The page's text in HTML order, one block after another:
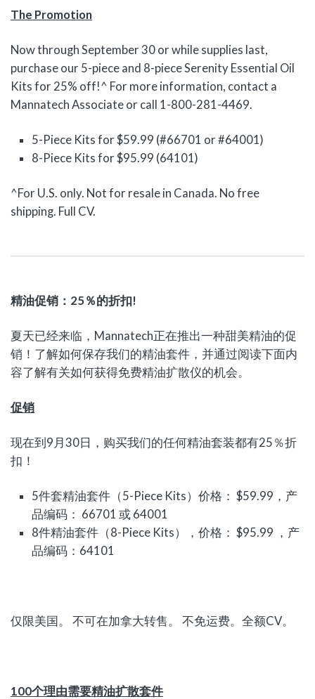
The Promotion
Now through September 30 or while supplies last,
purchase our 5-piece and 8-piece Serenity Essential Oil
Kits for 25% off!^ For more information, contact a
Mannatech Associate or call 1-800-281-4469.
5-Piece Kits for $59.99 (#66701 or #64001)
8-Piece Kits for $95.99 (64101)
^For U.S. only. Not for resale in Canada. No free
shipping. Full CV.
精油促销：25％的折扣!
夏天已经来临，Mannatech正在推出一种甜美精油的促
销！了解如何保存我们的精油套件，并通过阅读下面内
容了解有关如何获得免费精油扩散仪的机会。
促销
现在到9月30日，购买我们的任何精油套装都有25％折
扣！
5件套精油套件（5-Piece Kits）价格： $59.99，产
品编码： 66701 或 64001
8件精油套件（8-Piece Kits），价格： $95.99 ，产
品编码：64101
仅限美国。 不可在加拿大转售。 不免运费。全额CV。
100个理由需要精油扩散套件